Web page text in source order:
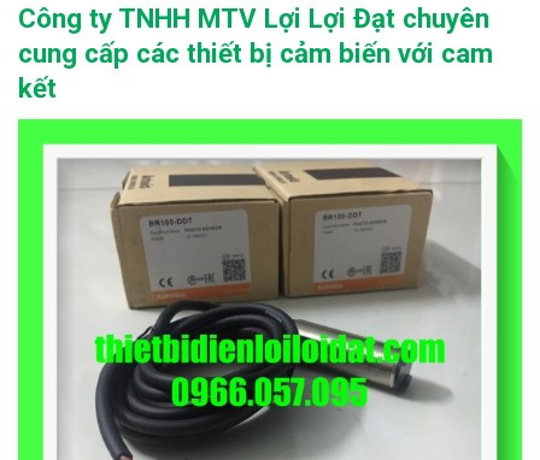
Công ty TNHH MTV Lợi Lợi Đạt chuyên
cung cấp các thiết bị cảm biến với cam
kết